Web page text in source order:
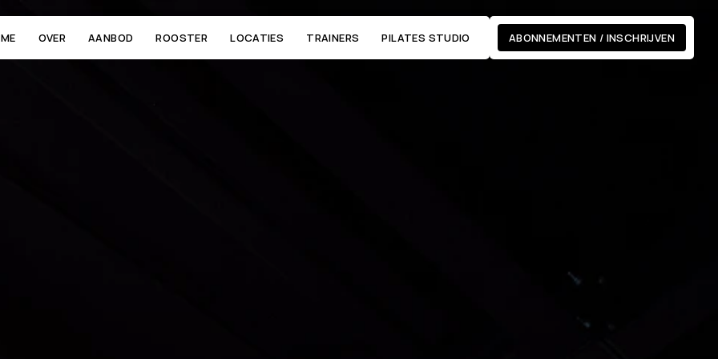
OVER AANBOD ROOSTER LOCATIES TRAINERS PILATES STUDIO ABONNEMENTEN / INSCHRIJVEN